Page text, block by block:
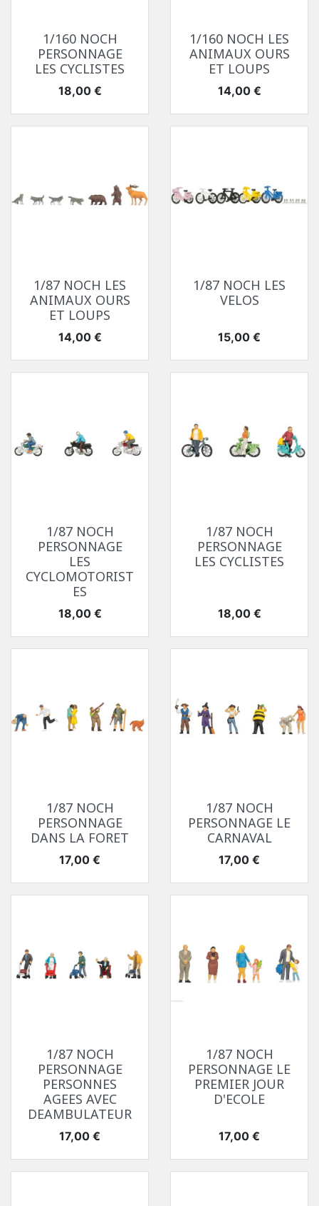
1/160 NOCH
PERSONNAGE
LES CYCLISTES
Prix
18,00 €
1/160 NOCH LES
ANIMAUX OURS
ET LOUPS
Prix
14,00 €
1/87 NOCH LES
ANIMAUX OURS
ET LOUPS
Prix
14,00 €
1/87 NOCH LES
VELOS
Prix
15,00 €
1/87 NOCH
PERSONNAGE
LES
CYCLOMOTORIST
ES
Prix
18,00 €
1/87 NOCH
PERSONNAGE
LES CYCLISTES
Prix
18,00 €
1/87 NOCH
PERSONNAGE
DANS LA FORET
Prix
17,00 €
1/87 NOCH
PERSONNAGE LE
CARNAVAL
Prix
17,00 €
1/87 NOCH
PERSONNAGE
PERSONNES
AGEES AVEC
DEAMBULATEUR
Prix
17,00 €
1/87 NOCH
PERSONNAGE LE
PREMIER JOUR
D'ECOLE
Prix
17,00 €